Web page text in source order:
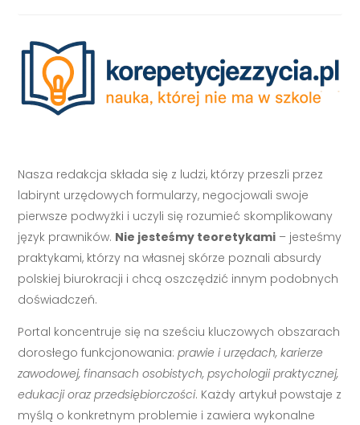
Nasza redakcja składa się z ludzi, którzy przeszli przez
labirynt urzędowych formularzy, negocjowali swoje
pierwsze podwyżki i uczyli się rozumieć skomplikowany
język prawników. Nie jesteśmy teoretykami – jesteśmy
praktykami, którzy na własnej skórze poznali absurdy
polskiej biurokracji i chcą oszczędzić innym podobnych
doświadczeń.
Portal koncentruje się na sześciu kluczowych obszarach
dorosłego funkcjonowania:prawie i urzędach, karierze
zawodowej, finansach osobistych, psychologii praktycznej,
edukacji oraz przedsiębiorczości. Każdy artykuł powstaje z
myślą o konkretnym problemie i zawiera wykonalne